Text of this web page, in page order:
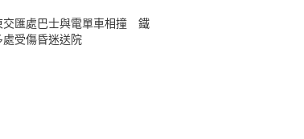
交匯處巴士與電單車相撞 鐵
處受傷昏迷送院